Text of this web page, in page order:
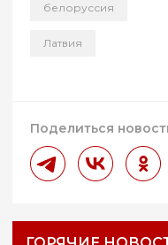
белоруссия
Латвия
Поделиться